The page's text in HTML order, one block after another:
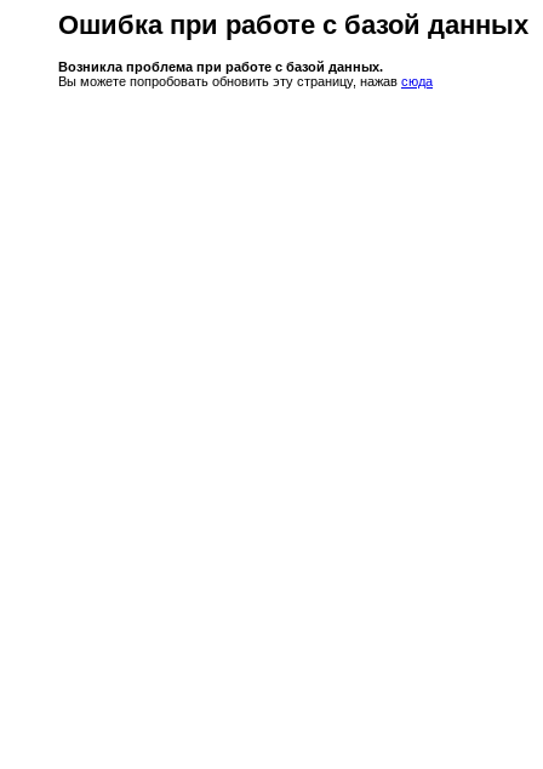
Ошибка при работе с базой данных
Возникла проблема при работе с базой данных.
Вы можете попробовать обновить эту страницу, нажав сюда